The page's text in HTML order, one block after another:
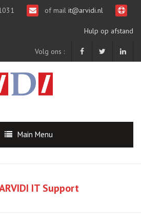
of mail it@arvidi.nl
Hulp op afstand
Volg ons :
Main Menu
IT Support